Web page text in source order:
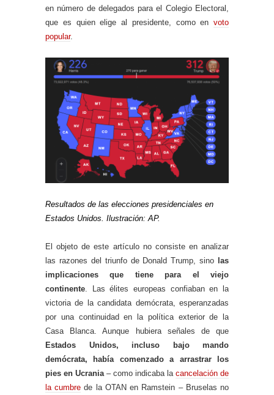
en número de delegados para el Colegio Electoral,
que es quien elige al presidente, como en voto
popular.
Resultados de las elecciones presidenciales en
Estados Unidos. Ilustración: AP.
El objeto de este artículo no consiste en analizar
las razones del triunfo de Donald Trump, sino
las
implicaciones que tiene para el viejo
continente. Las élites europeas confiaban en la
victoria de la candidata demócrata, esperanzadas
por una continuidad en la política exterior de la
Casa Blanca. Aunque hubiera señales de que
Estados Unidos, incluso bajo mando
demócrata, había comenzado a arrastrar los
pies en Ucrania– como indicaba la cancelación de
la cumbre de la OTAN en Ramstein – Bruselas no